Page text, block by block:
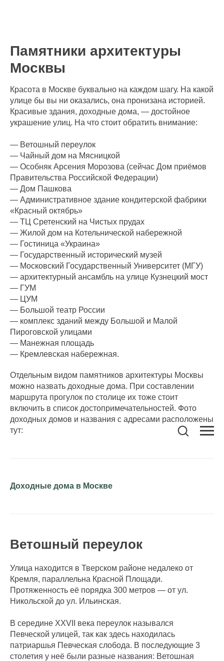
Памятники архитектуры
Москвы
Красота в Москве буквально на каждом шагу. На какой
улице бы вы ни оказались, она пронизана историей.
Красивые здания, доходные дома, — достойное
украшение улиц. На что стоит обратить внимание:
— Ветошный переулок
— Чайный дом на Мясницкой
— Особняк Арсения Морозова (сейчас Дом приёмов
Правительства Российской Федерации)
— Дом Пашкова
— Административное здание кондитерской фабрики
«Красный октябрь»
— ТЦ Сретенский на Чистых прудах
— Жилой дом на Котельнической набережной
— Гостиница «Украина»
— Государственный исторический музей
— Московский Государственный Университет (МГУ)
— архитектурный ансамбль на улице Кузнецкий мост
— ГУМ
— ЦУМ
— Большой театр России
— комплекс зданий между Большой и Малой
Пироговской улицами
— Манежная площадь
— Кремлевская набережная.
Отдельным видом памятников архитектуры Москвы
можно назвать доходные дома. При составлении
маршрута прогулок по столице их тоже стоит
включить в список достопримечательностей. Фото
доходных домов и названия с адресами расположены
тут:
Доходные дома в Москве
Ветошный переулок
Улица находится в Тверском районе недалеко от
Кремля, параллельна Красной Площади.
Протяженность её порядка 300 метров — от ул.
Никольской до ул. Ильинская.
В середине XXVII века переулок назывался
Певческой улицей, так как здесь находилась
патриаршья Певческая слобода. В последующие 3
столетия у неё были разные названия: Ветошная